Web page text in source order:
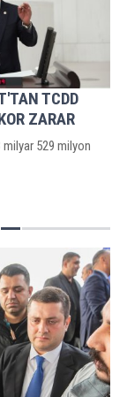
TCDD
ZARAR
milyar 529 milyon